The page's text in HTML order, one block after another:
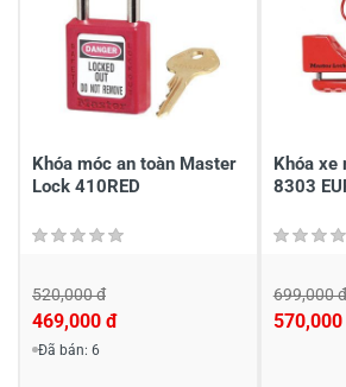
Chia sẻ nhận xét về sản
Viết nhận xét về sản phẩm
Khóa móc an toàn Master
Lock 410RED
520,000 đ
469,000 đ
Đã bán: 6
Khóa xe
8303
699,000 đ